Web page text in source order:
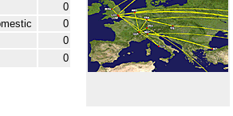
0
0
0
0